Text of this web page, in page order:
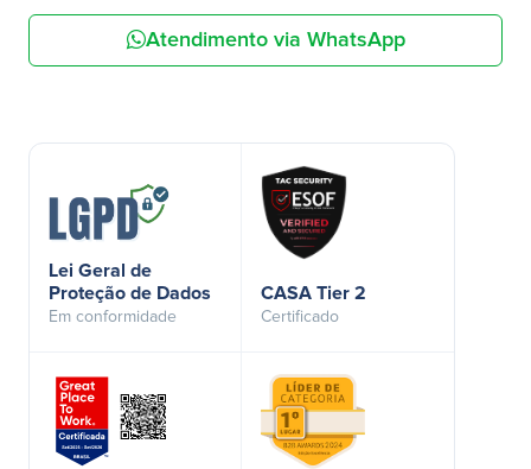
Atendimento via WhatsApp
Lei Geral de
Proteção de Dados
Em conformidade
CASA Tier 2
Certificado